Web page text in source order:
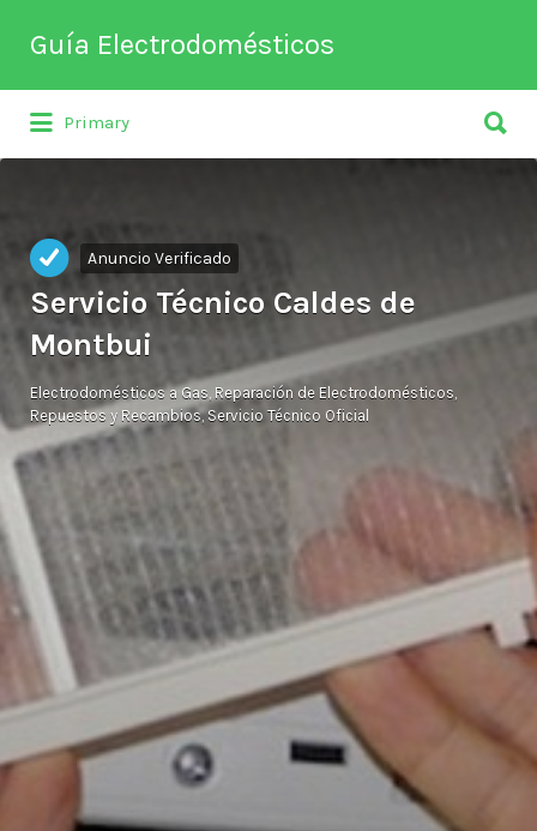
Guía Electrodomésticos
Directorio de empresas relacionadas
Buscar
por:
Primary
por:
Anuncio Verificado
Servicio Técnico Caldes de
Montbui
Electrodomésticos a Gas Reparación de Electrodomésticos
Repuestos y Recambios Servicio Técnico Oficial